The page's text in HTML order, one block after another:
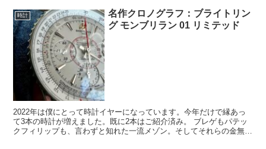
時計
名作クロノグラフ：ブライトリン
グ モンブリラン 01 リミテッド
2022年は僕にとって時計イヤーになっています。今年だけで縁あっ
て3本の時計が増えました。既に2本はご紹介済み。 ブレゲもパテッ
クフィリップも、言わずと知れた一流メゾン。そしてそれらの金無垢